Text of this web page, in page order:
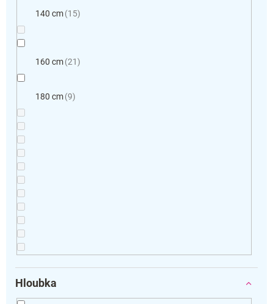
140 cm 15
160 cm 21
180 cm 9
Hloubka